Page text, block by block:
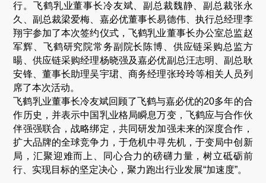
行。飞鹤乳业董事长冷友斌、副总裁魏静、副总裁张永
久、副总裁梁爱梅、嘉必优董事长易德伟、执行总经理李
翔宇参加了本次签约仪式，飞鹤乳业董事长办公室总监赵
军辉、飞鹤研究院常务副院长陈博、供应链采购总监方
暘、供应链采购经理杨晓强及嘉必优副总汪志明、副总耿
安锋、董事长助理吴宇珺、商务经理张玲玲等相关人员列
席了本次活动。
飞鹤乳业董事长冷友斌回顾了飞鹤与嘉必优的20多年的合
作历史，并表示中国乳业格局瞬息万变，飞鹤应与合作伙
伴强强联合，战略绑定，共同研发加强未来的深度合作，
扩大品牌的全球竞争力，于危机中寻先机，于变局中创新
局，汇聚迎难而上、同心合力的磅礴力量，树立砥砺前
行、实现目标的坚定决心，聚力跑出行业发展“加速度”。